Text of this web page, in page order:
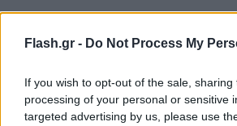
Flash.gr - Do Not Process My
If you wish to opt-out of the sale,
processing of your personal or sensitive
targeted advertising by us, please use